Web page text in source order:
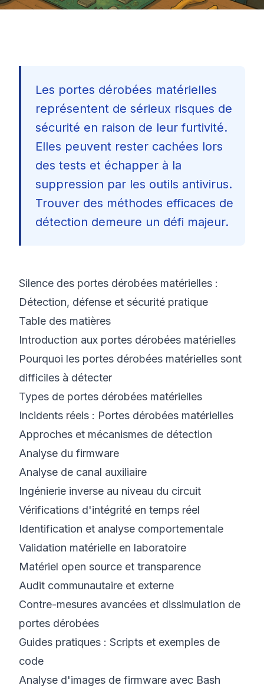
© 2026 Bootcamp Cyber 8200
Les portes dérobées matérielles
représentent de sérieux risques de
sécurité en raison de leur furtivité.
Elles peuvent rester cachées lors
des tests et échapper à la
suppression par les outils antivirus.
Trouver des méthodes efficaces de
détection demeure un défi majeur.
Silence des portes dérobées matérielles :
Détection, défense et sécurité pratique
Table des matières
Introduction aux portes dérobées matérielles
Pourquoi les portes dérobées matérielles sont
difficiles à détecter
Types de portes dérobées matérielles
Incidents réels : Portes dérobées matérielles
Approches et mécanismes de détection
Analyse du firmware
Analyse de canal auxiliaire
Ingénierie inverse au niveau du circuit
Vérifications d'intégrité en temps réel
Identification et analyse comportementale
Validation matérielle en laboratoire
Matériel open source et transparence
Audit communautaire et externe
Contre-mesures avancées et dissimulation de
portes dérobées
Guides pratiques : Scripts et exemples de
code
Analyse d'images de firmware avec Bash